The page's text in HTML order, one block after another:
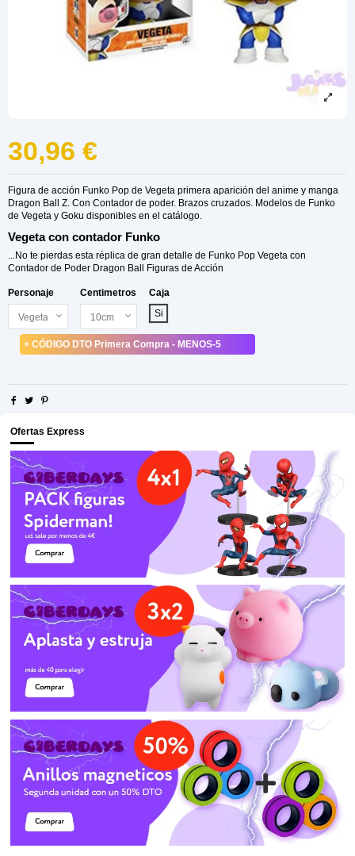
30,96 €
Figura de acción Funko Pop de Vegeta primera aparición del anime y manga
Dragon Ball Z. Con Contador de poder. Brazos cruzados. Modelos de Funko
de Vegeta y Goku disponibles en el catálogo.
Vegeta con contador Funko
...No te pierdas esta réplica de gran detalle de Funko Pop Vegeta con
Contador de Poder Dragon Ball Figuras de Acción
Personaje Centimetros
Caja
Si
+ CÓDIGO DTO Primera Compra - MENOS-5
Ofertas Express